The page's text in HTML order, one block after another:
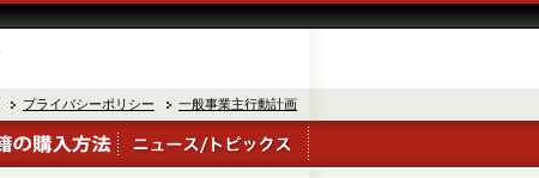
プライバシーポリシー 一般事業主行動計画